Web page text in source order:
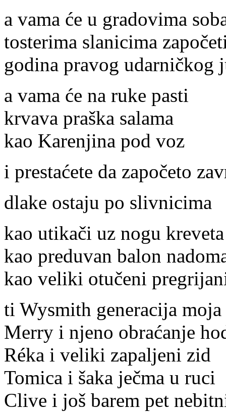
a vama će u gradovima
tosterima slanicima
godina pravog udarničkog
a vama će na ruke pasti
krvava praška salama
kao Karenjina pod voz
i prestaćete da započeto
dlake ostaju po slivnicima
kao utikači uz nogu kreveta
kao preduvan balon
kao veliki otučeni
ti Wysmith generacija
Merry i njeno obraćanje
Réka i veliki zapaljeni zid
Tomica i šaka ječma u ruci
Clive i još barem pet